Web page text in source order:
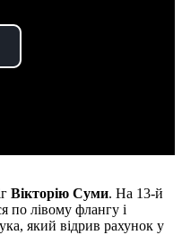
Вікторію Суми. На 13-й
по лівому флангу і
який відрив рахунок у